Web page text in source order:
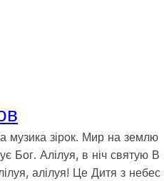
музика зірок. Мир на землю
Бог. Алілуя, в ніч святую В
алілуя! Це Дитя з небес